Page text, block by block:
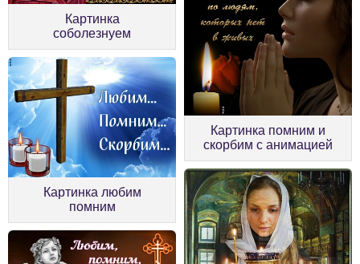
Картинка
соболезнуем
Картинка любим
помним
Картинка помним и
скорбим с анимацией